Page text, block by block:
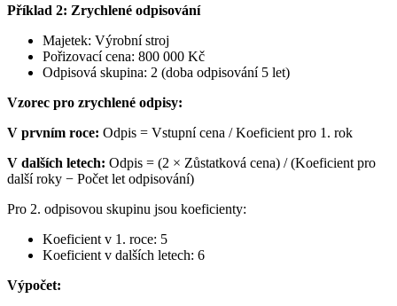
Příklad 2: Zrychlené odpisování
Majetek: Výrobní stroj
Pořizovací cena: 800 000 Kč
Odpisová skupina: 2 (doba odpisování 5 let)
Vzorec pro zrychlené odpisy:
V prvním roce: Odpis = Vstupní cena / Koeficient pro 1. rok
V dalších letech: Odpis = (2 × Zůstatková cena) / (Koeficient pro
další roky − Počet let odpisování)
Pro 2. odpisovou skupinu jsou koeficienty:
Koeficient v 1. roce: 5
Koeficient v dalších letech: 6
Výpočet: